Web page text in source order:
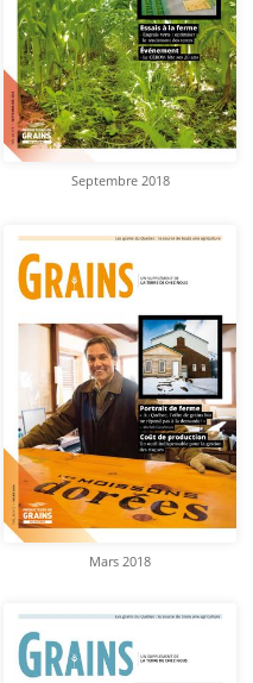
Septembre 2018
Mars 2018